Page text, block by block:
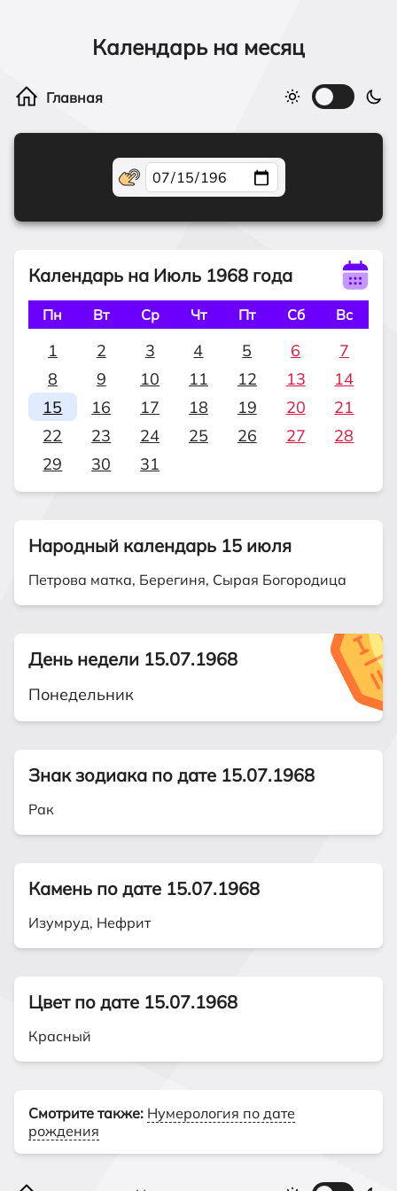
Календарь на месяц
Календарь на Июль 1968 года
Пн Вт Ср Чт Пт Сб Вс
1 2 3 4 5 6
7
8
9 10 11 12 13
14
15
16 17 18 19 20
21
22
23 24 25 26 27
28
29
30 31
Народный календарь 15 июля
Петрова матка, Берегиня, Сырая Богородица
День недели 15.07.1968
Понедельник
Знак зодиака по дате 15.07.1968
Рак
Камень по дате 15.07.1968
Изумруд, Нефрит
Цвет по дате 15.07.1968
Красный
Смотрите также: Нумерология по дате
рождения